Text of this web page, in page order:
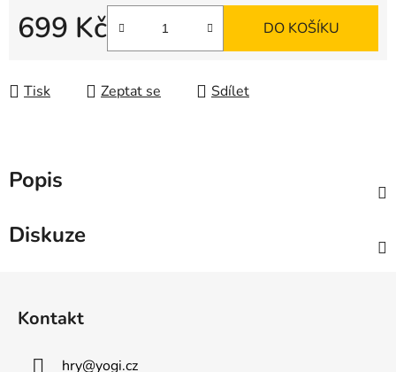
699 Kč DO KOŠÍKU
Tisk Zeptat se Sdílet
Popis
Diskuze
Kontakt
hry@yogi.cz